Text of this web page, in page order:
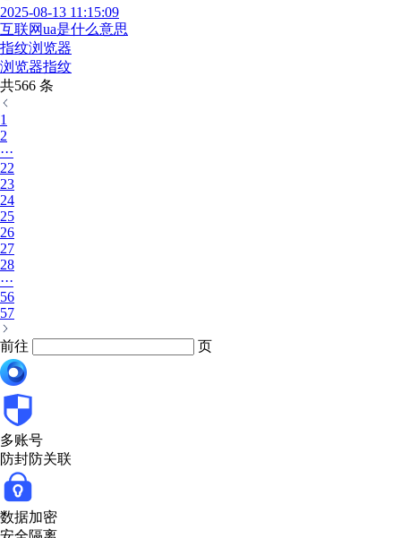
2025-08-13 11:15:09
互联网ua是什么意思
指纹浏览器
浏览器指纹
共566 条
1
2
···
22
23
24
25
26
27
28
···
56
57
前往 页
多账号
防封防关联
数据加密